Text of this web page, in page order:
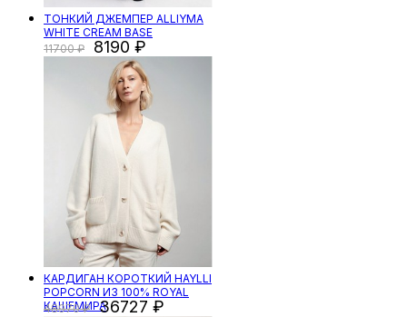
ТОНКИЙ ДЖЕМПЕР ALLIYMA
WHITE CREAM BASE
11700
8190
КАРДИГАН КОРОТКИЙ HAYLLI
POPCORN ИЗ 100% ROYAL
КАШЕМИРА
48970 36727